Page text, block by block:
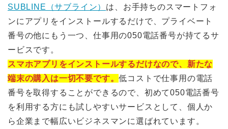
SUBLINE（サブライン） は、お手持ちのスマートフォ
ンにアプリをインストールするだけで、プライベート
番号の他にもう一つ、仕事用の050電話番号が持てるサ
ービスです。
スマホアプリをインストールするだけなので、新たな
端末の購入は一切不要です。低コストで仕事用の電話
番号を取得することができるので、初めて050電話番号
を利用する方にも試しやすいサービスとして、個人か
ら企業まで幅広いビジネスマンに選ばれています。